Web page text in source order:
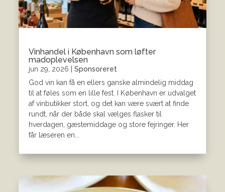
Vinhandel i København som løfter
madoplevelsen
jun 29, 2026 |Sponsoreret
God vin kan få en ellers ganske almindelig middag
til at føles som en lille fest. I København er udvalget
af vinbutikker stort, og det kan være svært at finde
rundt, når der både skal vælges flasker til
hverdagen, gæstemiddage og store fejringer. Her
får læseren en...